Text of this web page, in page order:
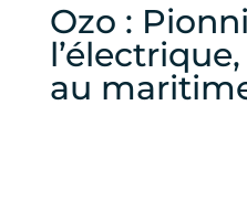
Ozo :
au